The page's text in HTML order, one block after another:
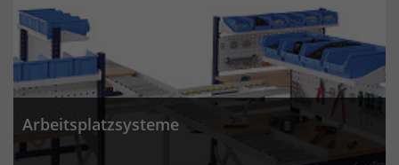
Arbeitsplatzsysteme